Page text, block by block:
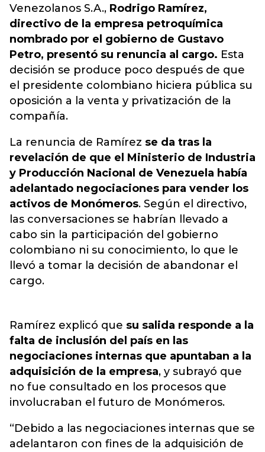
Venezolanos S.A., Rodrigo Ramírez,
directivo de la empresa petroquímica
nombrado por el gobierno de Gustavo
Petro, presentó su renuncia al cargo. Esta
decisión se produce poco después de que
el presidente colombiano hiciera pública su
oposición a la venta y privatización de la
compañía.
La renuncia de Ramírez se da tras la
revelación de que el Ministerio de Industria
y Producción Nacional de Venezuela había
adelantado negociaciones para vender los
activos de Monómeros. Según el directivo,
las conversaciones se habrían llevado a
cabo sin la participación del gobierno
colombiano ni su conocimiento, lo que le
llevó a tomar la decisión de abandonar el
cargo.
Ramírez explicó que su salida responde a la
falta de inclusión del país en las
negociaciones internas que apuntaban a la
adquisición de la empresa, y subrayó que
no fue consultado en los procesos que
involucraban el futuro de Monómeros.
“Debido a las negociaciones internas que se
adelantaron con fines de la adquisición de